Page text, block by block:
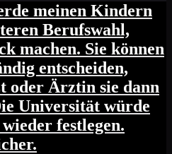
meinen Kindern
Berufswahl,
machen. Sie können
entscheiden,
oder Ärztin sie dann
Universität würde
festlegen.